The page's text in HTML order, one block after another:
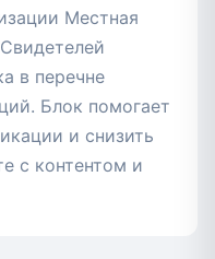
Местная
в перечне
Блок помогает
и снизить
с контентом и